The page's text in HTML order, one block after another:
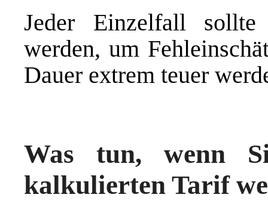
Jeder Einzelfall sollte
werden, um
Dauer extrem teuer
Was tun, wenn
kalkulierten Tarif